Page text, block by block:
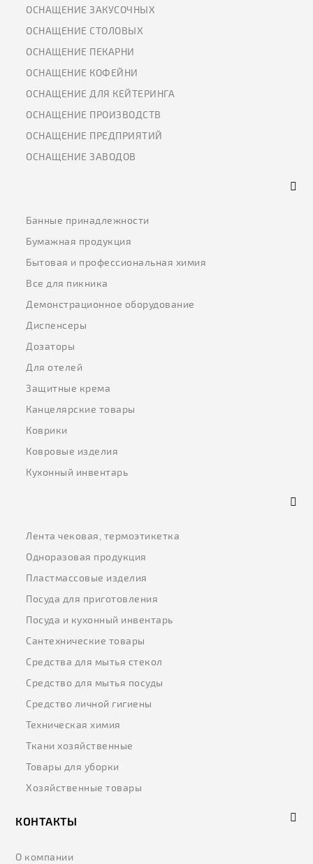
ОСНАЩЕНИЕ ЗАКУСОЧНЫХ
ОСНАЩЕНИЕ СТОЛОВЫХ
ОСНАЩЕНИЕ ПЕКАРНИ
ОСНАЩЕНИЕ КОФЕЙНИ
ОСНАЩЕНИЕ ДЛЯ КЕЙТЕРИНГА
ОСНАЩЕНИЕ ПРОИЗВОДСТВ
ОСНАЩЕНИЕ ПРЕДПРИЯТИЙ
ОСНАЩЕНИЕ ЗАВОДОВ
Банные принадлежности
Бумажная продукция
Бытовая и профессиональная химия
Все для пикника
Демонстрационное оборудование
Диспенсеры
Дозаторы
Для отелей
Защитные крема
Канцелярские товары
Коврики
Ковровые изделия
Кухонный инвентарь
Лента чековая, термоэтикетка
Одноразовая продукция
Пластмассовые изделия
Посуда для приготовления
Посуда и кухонный инвентарь
Сантехнические товары
Средства для мытья стекол
Средство для мытья посуды
Средство личной гигиены
Техническая химия
Ткани хозяйственные
Товары для уборки
Хозяйственные товары
КОНТАКТЫ
О компании